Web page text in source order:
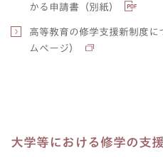
かる申請書（別紙）
高等教育の修学支援新制度
ムページ）
大学等における修学の支